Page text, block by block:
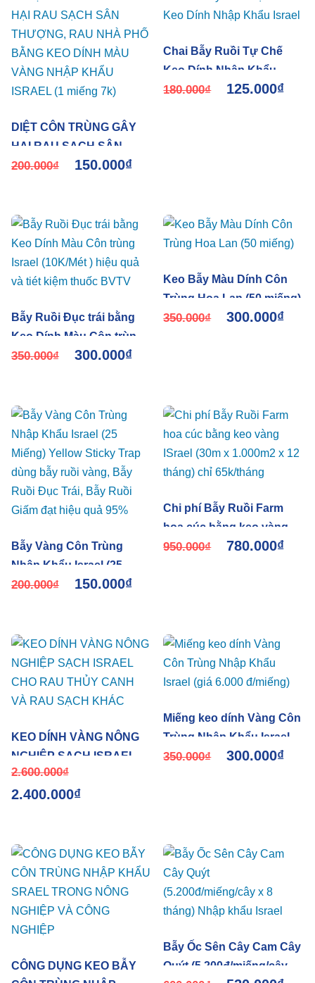
DIỆT CÔN TRÙNG GÂY
HẠI RAU SẠCH SÂN
THƯỢNG, RAU NHÀ PHỐ
ISRAEL (1 miếng 7k)
200.000₫ 150.000₫
Chai Bẫy Ruồi Tự Chế
Keo Dính Nhập Khẩu
Israel
180.000₫ 125.000₫
Bẫy Ruồi Đục trái bằng
Keo Dính Màu Côn trùng
Israel (10K/Mét ) hiệu quả
350.000₫ 300.000₫
Keo Bẫy Màu Dính Côn
Trùng Hoa Lan (50 miếng)
350.000₫ 300.000₫
Bẫy Vàng Côn Trùng
Nhập Khẩu Israel (25
Miếng) Yellow Sticky Trap
Giấm đạt hiệu quả 95%
200.000₫ 150.000₫
Chi phí Bẫy Ruồi Farm
hoa cúc bằng keo vàng
ISrael (30m x 1.000m2 x 12
950.000₫ 780.000₫
KEO DÍNH VÀNG NÔNG
NGHIỆP SẠCH ISRAEL
CHO RAU THỦY CANH
VÀ RAU SẠCH KHÁC
2.600.000₫
2.400.000₫
Miếng keo dính Vàng Côn
Trùng Nhập Khẩu Israel
(giá 6.000 đ/miếng)
350.000₫ 300.000₫
CÔNG DỤNG KEO BẪY
Bẫy Ốc Sên Cây Cam Cây
Quýt (5.200đ/miếng/cây x